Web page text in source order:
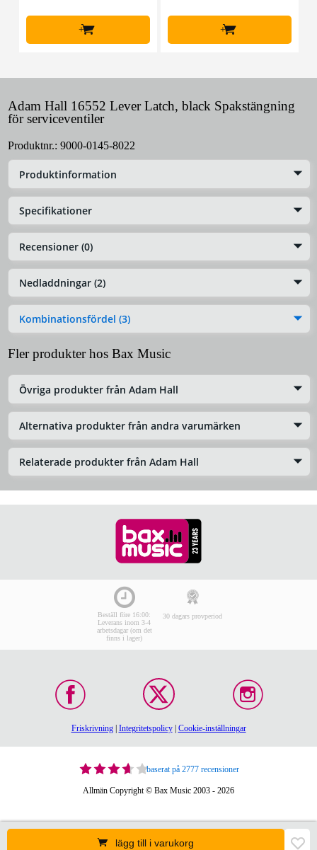
+ +
Adam Hall 16552 Lever Latch, black Spakstängning
för serviceventiler
Produktnr.: 9000-0145-8022
Produktinformation
Specifikationer
Recensioner (0)
Nedladdningar (2)
Kombinationsfördel (3)
Fler produkter hos Bax Music
Övriga produkter från Adam Hall
Alternativa produkter från andra varumärken
Relaterade produkter från Adam Hall
lägg till i varukorg
Beställ före 16:00:
Leverans inom 3-4
arbetsdagar (om det
finns i lager)
30 dagars provperiod
Friskrivning| Integritetspolicy| Cookie-inställningar
baserat på 2777 recensioner
Allmän Copyright © Bax Music 2003 - 2026